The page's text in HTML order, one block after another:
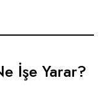
İşe Yarar?